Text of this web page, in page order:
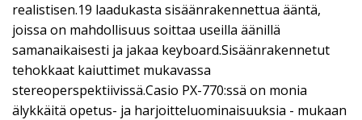
realistisen.19 laadukasta sisäänrakennettua ääntä,
joissa on mahdollisuus soittaa useilla äänillä
samanaikaisesti ja jakaa keyboard.Sisäänrakennetut
tehokkaat kaiuttimet mukavassa
stereoperspektiivissä.Casio PX-770:ssä on monia
älykkäitä opetus- ja harjoitteluominaisuuksia - mukaan